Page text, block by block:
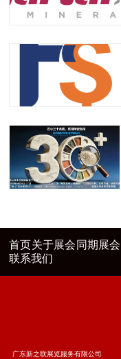
首页关于展会 同期展会
联系我们
广东新之联展览服务有限公司